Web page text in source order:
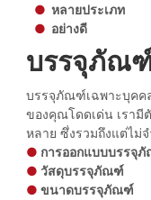
● หลายประเภท
● อย่างดี
บรรจุภัณ
บรรจุภัณฑ์เฉพาะบุค
ของคุณโดดเด่น เรามี
หลาย ซึ่งรวมถึงแต่ไม่จ
● การออกแบบบรรจุ
●วัสดุบรรจุภัณฑ์
●ขนาดบรรจุภัณฑ์